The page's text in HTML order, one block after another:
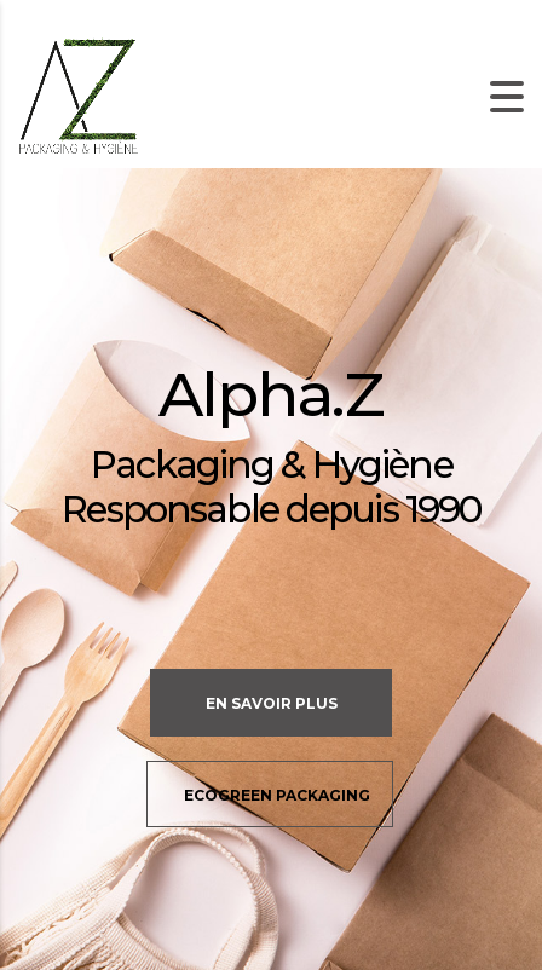
Alpha.Z
Packaging & Hygiène
Responsable depuis 1990
ECOGREEN PACKAGING
EN SAVOIR PLUS